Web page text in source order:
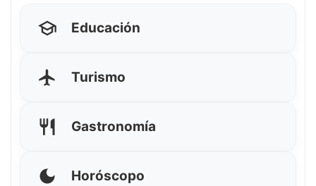
Educación
Turismo
Gastronomía
Horóscopo